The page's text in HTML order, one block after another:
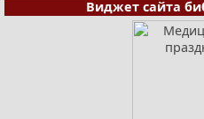
Виджет сайта